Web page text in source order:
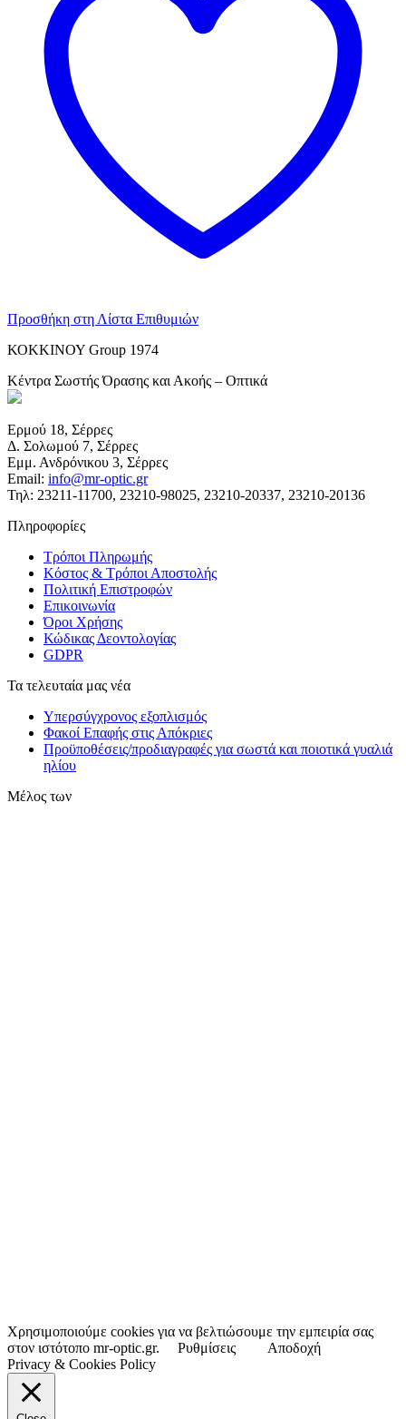
Προσθήκη στη Λίστα Επιθυμιών
ΚΟΚΚΙΝΟΥ Group 1974
Κέντρα Σωστής Όρασης και Ακοής – Οπτικά
Ερμού 18, Σέρρες
Δ. Σολωμού 7, Σέρρες
Εμμ. Ανδρόνικου 3, Σέρρες
Email: info@mr-optic.gr
Τηλ: 23211-11700, 23210-98025, 23210-20337, 23210-20136
Πληροφορίες
Τρόποι Πληρωμής
Κόστος & Τρόποι Αποστολής
Πολιτική Επιστροφών
Επικοινωνία
Όροι Χρήσης
Κώδικας Δεοντολογίας
GDPR
Τα τελευταία μας νέα
Υπερσύγχρονος εξοπλισμός
Φακοί Επαφής στις Απόκριες
Προϋποθέσεις/προδιαγραφές για σωστά και ποιοτικά γυαλιά
ηλίου
Μέλος των
Χρησιμοποιούμε cookies για να βελτιώσουμε την εμπειρία σας
στον ιστότοπο mr-optic.gr.
Ρυθμίσεις
Αποδοχή
Privacy & Cookies Policy